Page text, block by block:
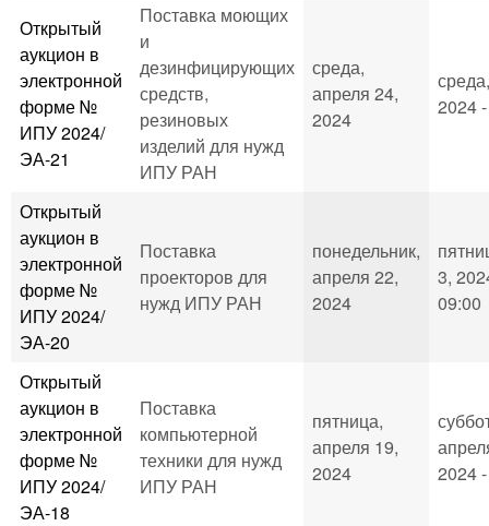
Открытый
аукцион в
электронной
форме №
ИПУ 2024/
ЭА-21
Поставка моющих
и
дезинфицирующих
средств,
резиновых
изделий для нужд
ИПУ РАН
среда,
апреля 24,
2024
2024
Открытый
аукцион в
электронной
форме №
ИПУ 2024/
ЭА-20
Поставка
проекторов для
нужд ИПУ РАН
понедельник,
апреля 22,
2024
3,
09:00
Открытый
аукцион в
электронной
форме №
ИПУ 2024/
ЭА-18
Поставка
компьютерной
техники для нужд
ИПУ РАН
пятница,
апреля 19,
2024
2024